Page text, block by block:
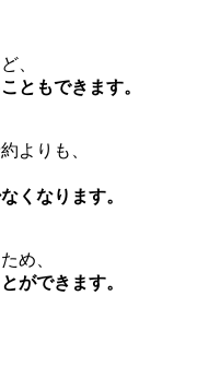
、
ともできます。
よりも、
くなります。
め、
ができます。